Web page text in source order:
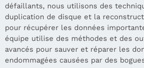
défaillants, nous utilisons des
duplication de disque et la
pour récupérer les données
équipe utilise des méthodes et des
avancés pour sauver et réparer les
endommagées causées par des